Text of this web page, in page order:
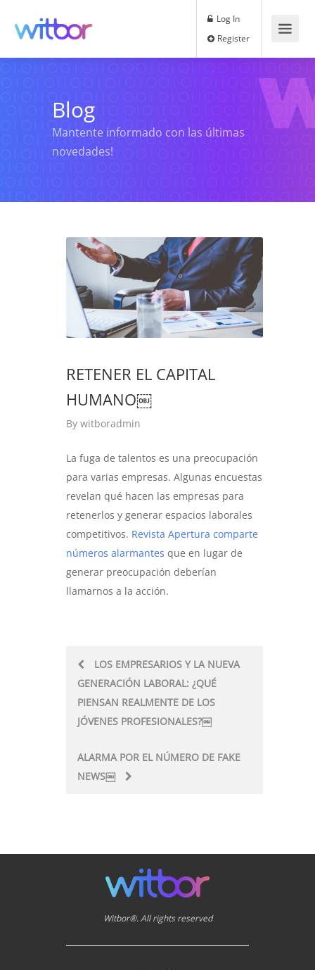
Log In
Blog
Mantente informado con las últimas
novedades!
RETENER EL CAPITAL
HUMANO￼
By witboradmin
La fuga de talentos es una preocupación
para varias empresas. Algunas encuestas
revelan qué hacen las empresas para
retenerlos y generar espacios laborales
competitivos. Revista Apertura comparte
números alarmantes que en lugar de
generar preocupación deberían
llamarnos a la acción.
Post
navigation
LOS EMPRESARIOS Y LA NUEVA
GENERACIÓN LABORAL: ¿QUÉ
PIENSAN REALMENTE DE LOS
JÓVENES PROFESIONALES?￼
ALARMA POR EL NÚMERO DE FAKE
NEWS￼
Witbor®. All rights reserved